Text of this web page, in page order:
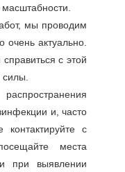
мы проводим
очень актуально.
с этой
и, часто
с
места
при выявлении